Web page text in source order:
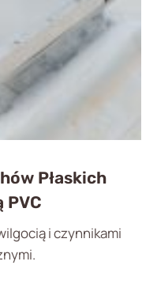
Płaskich
PVC
i czynnikami